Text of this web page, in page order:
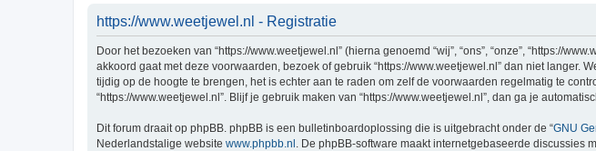
https://www.weetjewel.nl - Registratie
Door het bezoeken van “https://www.weetjewel.nl” (hierna genoemd “wij”, “ons”, “onze”, “https://
akkoord gaat met deze voorwaarden, bezoek of gebruik “https://www.weetjewel.nl” dan niet
tijdig op de hoogte te brengen, het is echter aan te raden om zelf de voorwaarden regelmatig te
“https://www.weetjewel.nl”. Blijf je gebruik maken van “https://www.weetjewel.nl”, dan ga je
Dit forum draait op phpBB. phpBB is een bulletinboardoplossing die is uitgebracht onder de “GNU
Nederlandstalige website www.phpbb.nl . De phpBB-software maakt internetgebaseerde discussies